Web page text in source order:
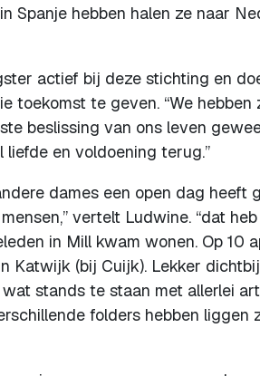
Spanje hebben halen ze naar
actief bij deze stichting en
toekomst te geven. “We
beslissing van ons leven
en voldoening terug.”
dames een open dag heeft
vertelt Ludwine. “dat
in Mill kwam wonen. Op 10
Katwijk (bij Cuijk). Lekker
stands te staan met allerlei
folders hebben liggen